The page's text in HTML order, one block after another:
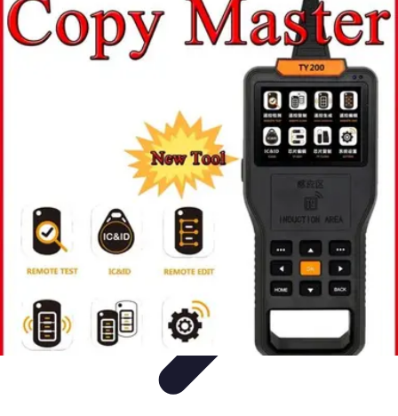
Trouver un Serrurier
Conseils pratiques
Choisir un serrurierRecherche de
serrurier
Conseils et Astuces Sécurité